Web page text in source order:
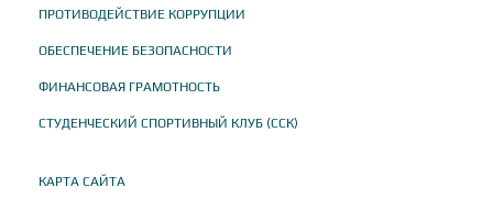
ПРОТИВОДЕЙСТВИЕ КОРРУПЦИИ
ОБЕСПЕЧЕНИЕ БЕЗОПАСНОСТИ
ФИНАНСОВАЯ ГРАМОТНОСТЬ
СТУДЕНЧЕСКИЙ СПОРТИВНЫЙ КЛУБ (ССК)
КАРТА САЙТА